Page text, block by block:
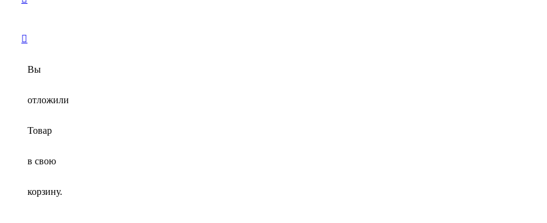
Вы
отложили
Товар
в свою
корзину.